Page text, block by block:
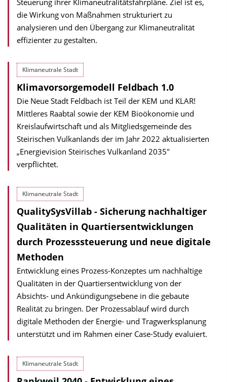
Steuerung ihrer Klimaneutralitätsfahrpläne. Ziel ist es,
die Wirkung von Maßnahmen strukturiert zu
analysieren und den Übergang zur Klimaneutralität
effizienter zu gestalten.
Klimaneutrale Stadt
Klimavorsorgemodell Feldbach 1.0
Die Neue Stadt Feldbach ist Teil der KEM und KLAR!
Mittleres Raabtal sowie der KEM Bioökonomie und
Kreislaufwirtschaft und als Mitgliedsgemeinde des
Steirischen Vulkanlands der im Jahr 2022 aktualisierten
„Energievision Steirisches Vulkanland 2035"
verpflichtet.
Klimaneutrale Stadt
QualitySysVillab - Sicherung nachhaltiger
Qualitäten in Quartiersentwicklungen
durch Prozesssteuerung und neue digitale
Methoden
Entwicklung eines Prozess-Konzeptes um nachhaltige
Qualitäten in der Quartiersentwicklung von der
Absichts- und Ankündigungsebene in die gebaute
Realität zu bringen. Der Prozessablauf wird durch
digitale Methoden der Energie- und Tragwerksplanung
unterstützt und im Rahmen einer Case-Study evaluiert.
Klimaneutrale Stadt